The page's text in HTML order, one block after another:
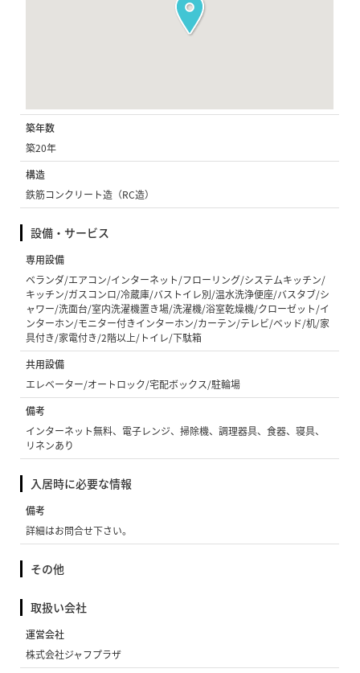
築年数
築20年
構造
鉄筋コンクリート造（RC造）
設備・サービス
専用設備
ベランダ/エアコン/インターネット/フローリング/システムキッチン/
キッチン/ガスコンロ/冷蔵庫/バストイレ別/温水洗浄便座/バスタブ/シ
ャワー/洗面台/室内洗濯機置き場/洗濯機/浴室乾燥機/クローゼット/イ
ンターホン/モニター付きインターホン/カーテン/テレビ/ベッド/机/家
具付き/家電付き/2階以上/トイレ/下駄箱
共用設備
エレベーター/オートロック/宅配ボックス/駐輪場
備考
インターネット無料、電子レンジ、掃除機、調理器具、食器、寝具、
リネンあり
入居時に必要な情報
備考
詳細はお問合せ下さい。
その他
取扱い会社
運営会社
株式会社ジャフプラザ